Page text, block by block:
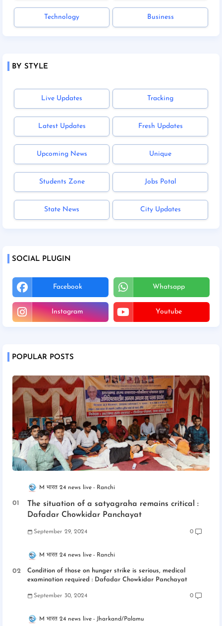
Technology Business
BY STYLE
Live Updates Tracking
Latest Updates Fresh Updates
Upcoming News Unique
Students Zone Jobs Potal
State News City Updates
SOCIAL PLUGIN
Facebook Whatsapp
Instagram Youtube
POPULAR POSTS
M भारत 24 news live Ranchi
The situation of a satyagraha remains critical :
Dafadar Chowkidar Panchayat
September 29, 2024 0
M भारत 24 news live Ranchi
Condition of those on hunger strike is serious, medical
examination required : Dafadar Chowkidar Panchayat
September 30, 2024 0
M भारत 24 news live Jharkand/Palamu